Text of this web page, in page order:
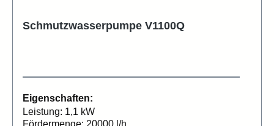
Schmutzwasserpumpe V1100Q
Eigenschaften:
Leistung: 1,1 kW
Fördermenge: 20000 l/h